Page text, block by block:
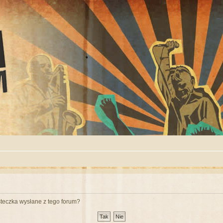
wysłane z tego forum?